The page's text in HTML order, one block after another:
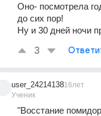
Оно- посмотрела
до сих пор!
Ну и 30 дней ночи
3
user_24214138
Ученик
16лет
"Восстание